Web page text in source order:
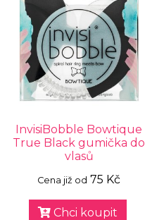
InvisiBobble Bowtique
True Black gumička do
vlasů
Cena již od 75 Kč
Chci koupit